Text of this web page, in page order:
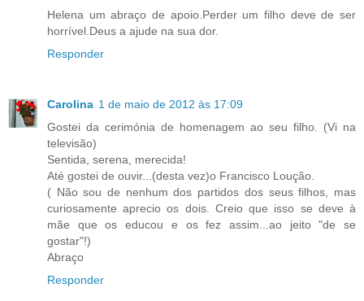
Helena um abraço de apoio.Perder um filho deve de ser
horrível.Deus a ajude na sua dor.
Responder
Carolina 1 de maio de 2012 às 17:09
Gostei da cerimónia de homenagem ao seu filho. (Vi na
televisão)
Sentida, serena, merecida!
Até gostei de ouvir...(desta vez)o Francisco Loução.
( Não sou de nenhum dos partidos dos seus filhos, mas
curiosamente aprecio os dois. Creio que isso se deve à
mãe que os educou e os fez assim...ao jeito "de se
gostar"!)
Abraço
Responder